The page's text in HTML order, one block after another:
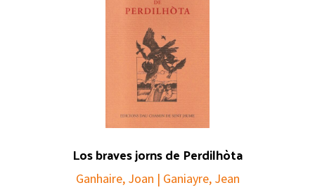
Los braves jorns de Perdilhòta
Ganhaire, Joan | Ganiayre, Jean